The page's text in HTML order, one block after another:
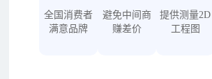
全国消费者
满意品牌
避免中间商
赚差价
提供测量2D
工程图